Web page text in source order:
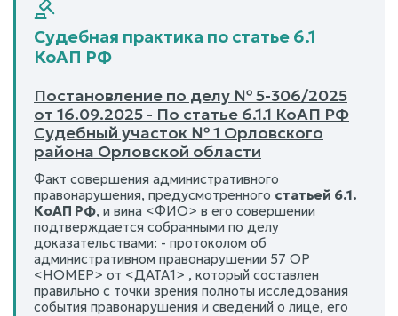
Судебная практика по статье 6.1
КоАП РФ
Постановление по делу № 5-306/2025
от 16.09.2025 - По статье 6.1.1 КоАП РФ
Судебный участок № 1 Орловского
района Орловской области
Факт совершения административного
правонарушения, предусмотренного статьей 6.1.
КоАП РФ, и вина <ФИО> в его совершении
подтверждается собранными по делу
доказательствами: - протоколом об
административном правонарушении 57 ОР
<НОМЕР> от <ДАТА1> , который составлен
правильно с точки зрения полноты исследования
события правонарушения и сведений о лице, его